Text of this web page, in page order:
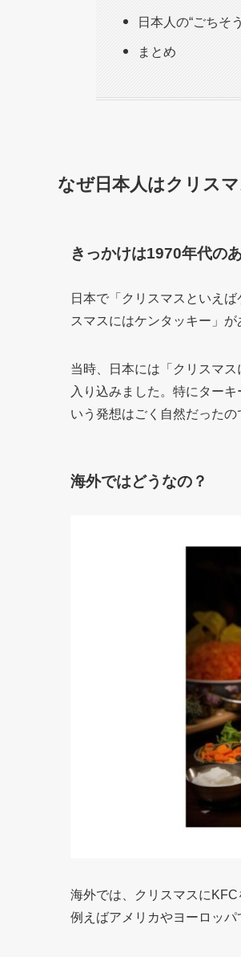
日本人の“ごちそ
まとめ
なぜ日本人はクリス
きっかけは1970年代の
日本で「クリスマスといえ
スマスにはケンタッキー」が
当時、日本には「クリスマ
入り込みました。特にター
いう発想はごく自然だったの
海外ではどうなの？
海外では、クリスマスにKFC
例えばアメリカやヨーロッパ